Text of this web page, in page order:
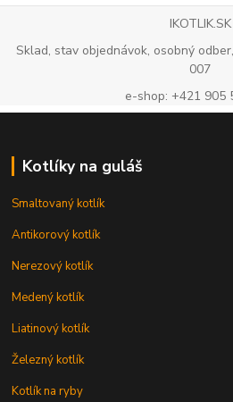
IKOTLIK.SK
Sklad, stav objednávok, osobný
007
e-shop: +421 905
Kotlíky na guláš
Smaltovaný kotlík
Antikorový kotlík
Nerezový kotlík
Medený kotlík
Liatinový kotlík
Železný kotlík
Kotlík na ryby